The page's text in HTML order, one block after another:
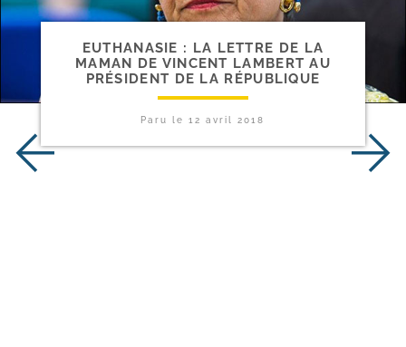
EUTHANASIE : LA LETTRE DE LA
MAMAN DE VINCENT LAMBERT AU
PRÉSIDENT DE LA RÉPUBLIQUE
Paru le12 avril 2018